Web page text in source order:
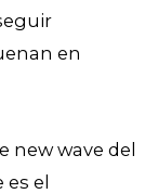
en
new wave del
es el